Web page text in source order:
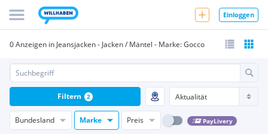
Einloggen
0 Anzeigen in Jeansjacken - Jacken / Mäntel - Marke: Gocco
Bundesland Marke Preis PayLivery
Filtern 2